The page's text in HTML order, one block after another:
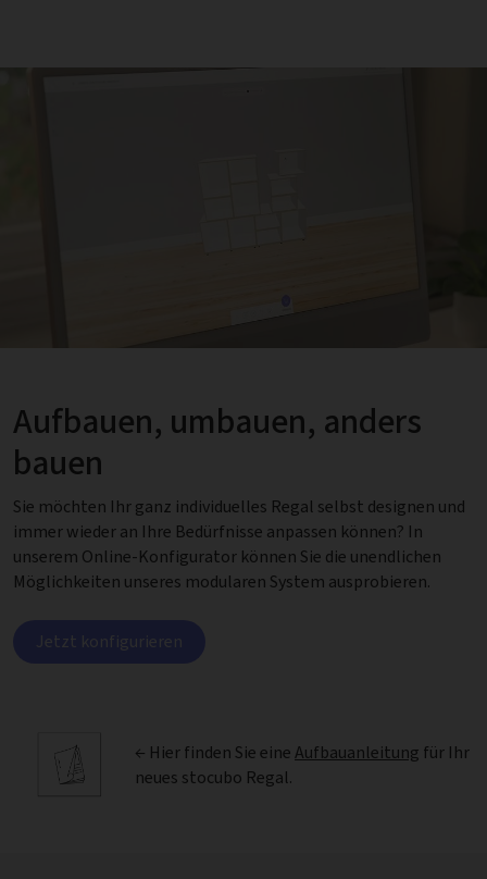
Aufbauen, umbauen, anders
bauen
Sie möchten Ihr ganz individuelles Regal selbst designen und
immer wieder an Ihre Bedürfnisse anpassen können? In
unserem Online-Konfigurator können Sie die unendlichen
Möglichkeiten unseres modularen System ausprobieren.
Jetzt konfigurieren
← Hier finden Sie eineAufbauanleitung für Ihr
neues stocubo Regal.